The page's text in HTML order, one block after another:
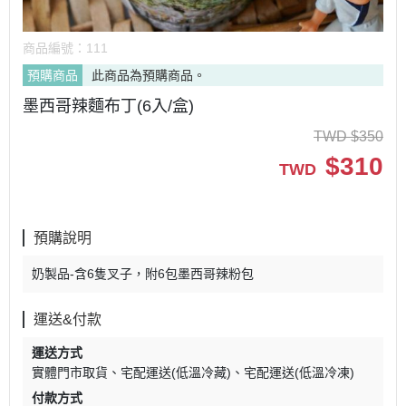
商品編號： 111
預購商品
此商品為預購商品。
墨西哥辣麵布丁(6入/盒)
TWD $350
TWD $310
預購說明
奶製品-含6隻叉子，附6包墨西哥辣粉包
運送&付款
運送方式
實體門市取貨
宅配運送(低溫冷藏)
宅配運送(低溫冷凍)
付款方式